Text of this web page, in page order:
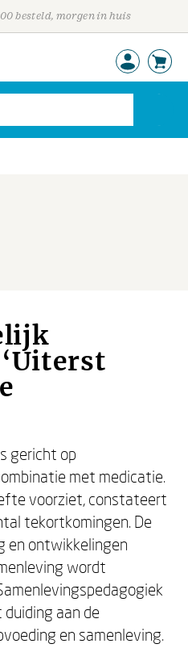
besteld, morgen in huis
gericht op
met medicatie.
voorziet, constateert
tekortkomingen. De
en ontwikkelingen
wordt
aan de
en samenleving.